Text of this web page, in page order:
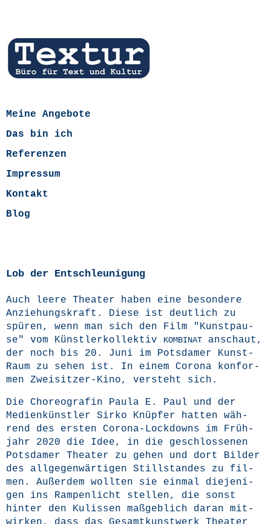
Meine Angebote
Das bin ich
Referenzen
Impressum
Kontakt
Blog
Lob der Entschleunigung
Auch lee­re Thea­ter haben eine beson­de­re
Anzie­hungs­kraft. Die­se ist deut­lich zu
spü­ren, wenn man sich den Film "Kunst­pau­
se" vom Künst­ler­kol­lek­tiv
KOMBINAT anschaut,
der noch bis 20. Juni im Pots­da­mer Kunst­
Raum zu sehen ist. In einem Coro­na kon­for­
men Zwei­sit­zer-Kino, ver­steht sich.
Die Cho­reo­gra­fin Pau­la E. Paul und der
Medi­en­künst­ler Sir­ko Knüp­fer hat­ten wäh­
rend des ers­ten Coro­na-Lock­downs im Früh­
jahr 2020 die Idee, in die geschlos­se­nen
Pots­da­mer Thea­ter zu gehen und dort Bil­der
des all­ge­gen­wär­ti­gen Still­stan­des zu fil­
men. Außer­dem woll­ten sie ein­mal die­je­ni­
gen ins Ram­pen­licht stel­len, die sonst
hin­ter den Kulis­sen maß­geb­lich dar­an mit­